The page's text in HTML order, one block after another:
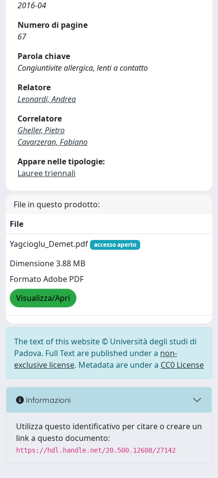
2016-04
Numero di pagine
67
Parola chiave
Congiuntivite allergica, lenti a contatto
Relatore
Leonardi, Andrea
Correlatore
Gheller, Pietro
Cavarzeran, Fabiano
Appare nelle tipologie:
Lauree triennali
File in questo prodotto:
File
Yagcioglu_Demet.pdf
accesso aperto
Dimensione 3.88 MB
Formato Adobe PDF
Visualizza/Apri
The text of this website © Università degli studi di
Padova. Full Text are published under a non-
exclusive license. Metadata are under a CC0 License
Informazioni
Utilizza questo identificativo per citare o creare un
link a questo documento:
https://hdl.handle.net/20.500.12608/27142